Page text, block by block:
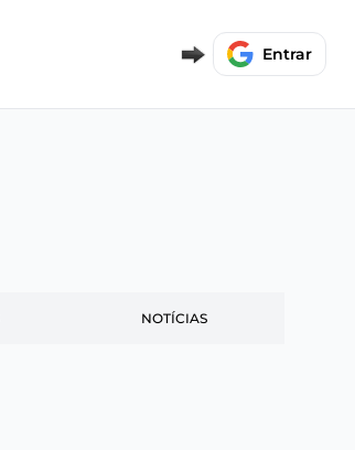
Entrar
NOTÍCIAS